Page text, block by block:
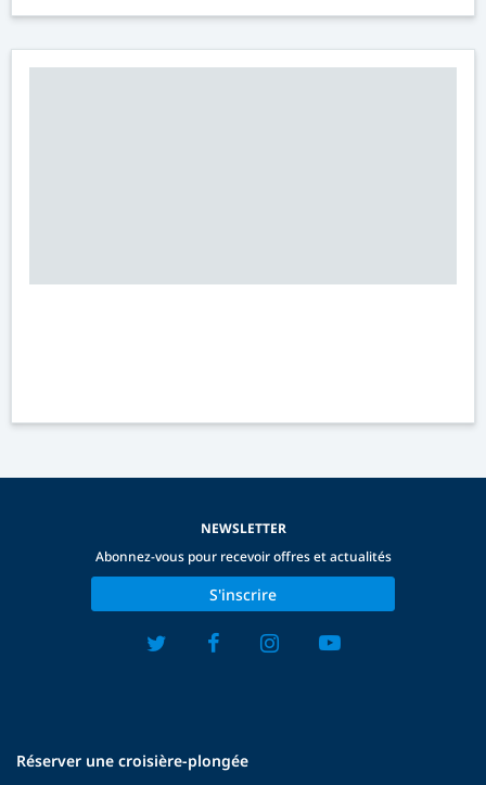
Réserver une croisière-plongée
NEWSLETTER
Abonnez-vous pour recevoir offres et actualités
S'inscrire